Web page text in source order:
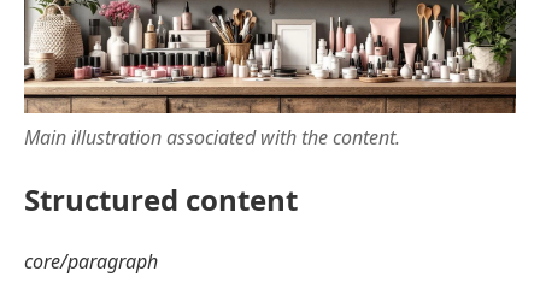
Main illustration associated with the content.
Structured content
core/paragraph